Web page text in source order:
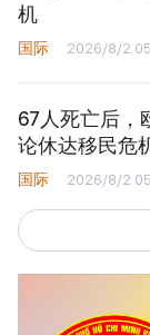
机
国际 2026/8/2
67人死亡后，
论休达移民危
国际 2026/8/2